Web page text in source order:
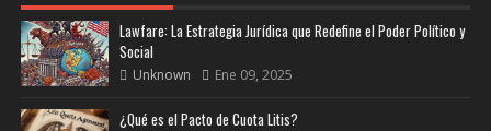
Lawfare: La Estrategia Jurídica que Redefine el Poder Político y
Social
Unknown Ene 09, 2025
¿Qué es el Pacto de Cuota Litis?